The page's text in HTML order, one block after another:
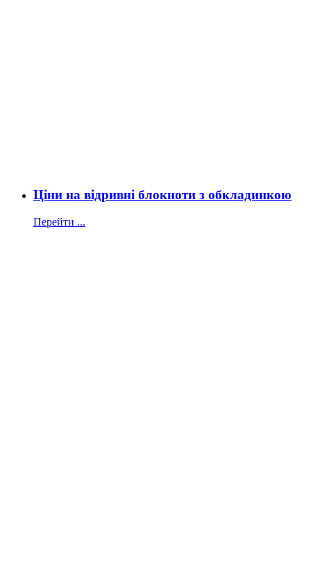
Ціни на відривні блокноти з обкладинкою
Перейти ...